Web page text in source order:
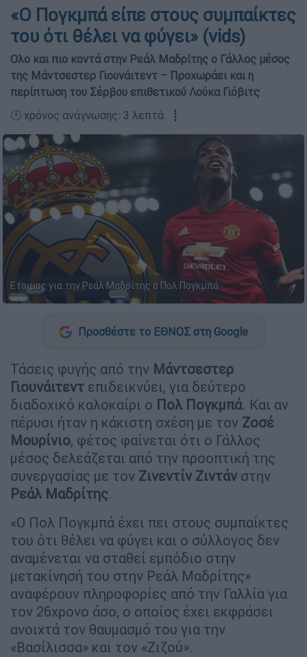
«Ο Πογκμπά είπε στους συμπαίκτες
του ότι θέλει να φύγει» (vids)
Ολο και πιο κοντά στην Ρεάλ Μαδρίτης ο Γάλλος μέσος
της Μάντσεστερ Γιουνάιτεντ – Προχωράει και η
περίπτωση του Σέρβου επιθετικού Λούκα Γιόβιτς
🕛 χρόνος ανάγνωσης: 3 λεπτά ┋
Ετοιμος για την Ρεάλ Μαδρίτης ο Πολ Πογκμπά
Προσθέστε το ΕΘΝΟΣ στη Google
Τάσεις φυγής από την Μάντσεστερ
Γιουνάιτεντ επιδεικνύει, για δεύτερο
διαδοχικό καλοκαίρι ο Πολ Πογκμπά. Και αν
πέρυσι ήταν η κάκιστη σχέση με τον Ζοσέ
Μουρίνιο, φέτος φαίνεται ότι ο Γάλλος
μέσος δελεάζεται από την προοπτική της
συνεργασίας με τον Ζινεντίν Ζιντάν στην
Ρεάλ Μαδρίτης.
«Ο Πολ Πογκμπά έχει πει στους συμπαίκτες
του ότι θέλει να φύγει και ο σύλλογος δεν
αναμένεται να σταθεί εμπόδιο στην
μετακίνησή του στην Ρεάλ Μαδρίτης»
αναφέρουν πληροφορίες από την Γαλλία για
τον 26χρονο άσο, ο οποίος έχει εκφράσει
ανοιχτά τον θαυμασμό του για την
«Βασίλισσα» και τον «Ζιζού».